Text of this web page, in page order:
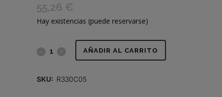
55,26 €
Hay existencias (puede reservarse)
FILTRO AÑADIR AL CARRITO
SKU: R330C05